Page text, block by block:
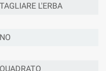
TAGLIARE L'ERBA
NO
QUADRATO